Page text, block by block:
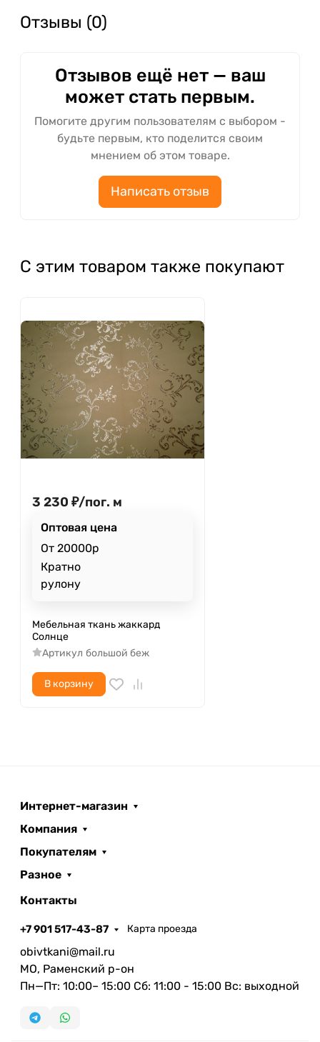
Отзывы (0)
Отзывов ещё нет — ваш
может стать первым.
Помогите другим пользователям с выбором -
будьте первым, кто поделится своим
мнением об этом товаре.
Написать отзыв
С этим товаром также покупают
3 230 ₽/пог. м
Оптовая цена
От 20000р
Кратно
рулону
Мебельная ткань жаккард
Солнце
Артикул большой беж
В корзину
Интернет-магазин
Компания
Покупателям
Разное
Контакты
+7 901 517-43-87 Карта проезда
obivtkani@mail.ru
МО, Раменский р-он
Пн—Пт: 10:00– 15:00 Сб: 11:00 - 15:00 Вс: выходной